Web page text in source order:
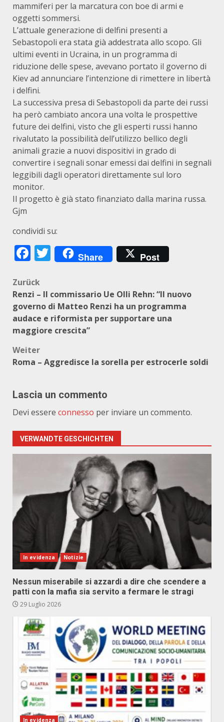
mammiferi per la marcatura con boe di armi e
oggetti sommersi.
L’attuale generazione di delfini presenti a
Sebastopoli era stata già addestrata allo scopo. Gli
ultimi eventi in Ucraina, in un programma di
riduzione delle spese, avevano portato il governo di
Kiev ad annunciare l’intenzione di rimettere in libertà
i delfini.
La successiva presa di Sebastopoli da parte dei russi
ha però cambiato ancora una volta le prospettive
future dei delfini, visto che gli esperti russi hanno
rivalutato la possibilità dell’utilizzo bellico degli
animali grazie a nuovi dispositivi in grado di
convertire i segnali sonar emessi dai delfini in segnali
leggibili dagli operatori direttamente sul loro
monitor.
Il progetto è già stato finanziato dalla marina russa.
Gjm
condividi su:
Facebook
Twitter
Share Post
Beitragsnavigation
Zurück
Renzi – Il commissario Ue Olli Rehn: “Il nuovo
governo di Matteo Renzi ha un programma
audace e riformista per supportare una
maggiore crescita”
Weiter
Roma – Aggredisce la sorella per estrocerle soldi
Lascia un commento
Devi essere connesso per inviare un commento.
VERWANDTE GESCHICHTEN
In evidenza Notizie
Nessun miserabile si azzardi a dire che scendere a
patti con la mafia sia servito a fermare le stragi
29 Luglio 2026
In evidenza